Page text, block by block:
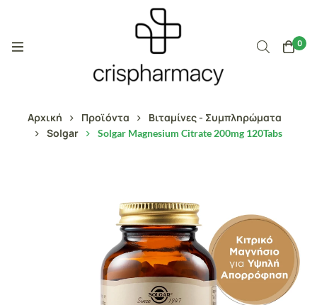
0
Αρχική Προϊόντα
Βιταμίνες - Συμπληρώματα
Solgar
Solgar Magnesium Citrate 200mg 120Tabs